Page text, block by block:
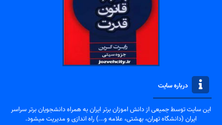
درباره سایت
این سایت توسط جمیعی از دانش اموزان برتر ایران به همراه دانشجویان برتر سراسر
ایران (دانشگاه تهران، بهشتی، علامه و...) راه اندازی و مدیریت میشود.